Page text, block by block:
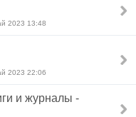
2023 13:48
2023 22:06
и журналы -